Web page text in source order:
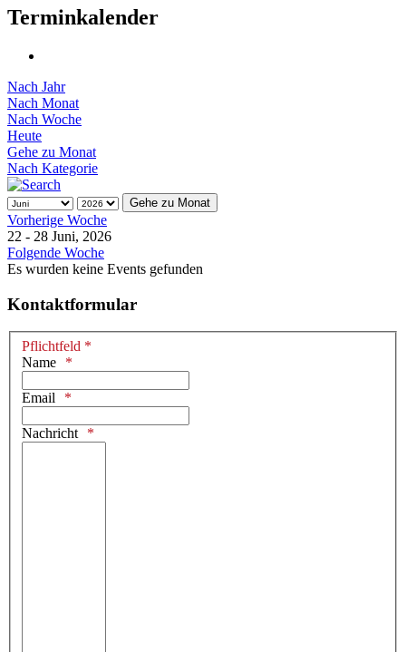
Terminkalender
Nach Jahr
Nach Monat
Nach Woche
Heute
Gehe zu Monat
Nach Kategorie
Gehe zu Monat
Vorherige Woche
22 - 28 Juni, 2026
Folgende Woche
Es wurden keine Events gefunden
Kontaktformular
Pflichtfeld *
Name
Email
Nachricht